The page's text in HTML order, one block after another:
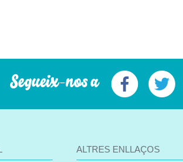
Segueix-nos a
ALTRES ENLLAÇOS